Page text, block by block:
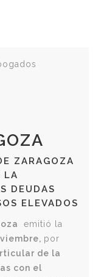
ZARAGOZA
LA
DEUDAS
ELEVADOS
emitió la
por
de la
con el